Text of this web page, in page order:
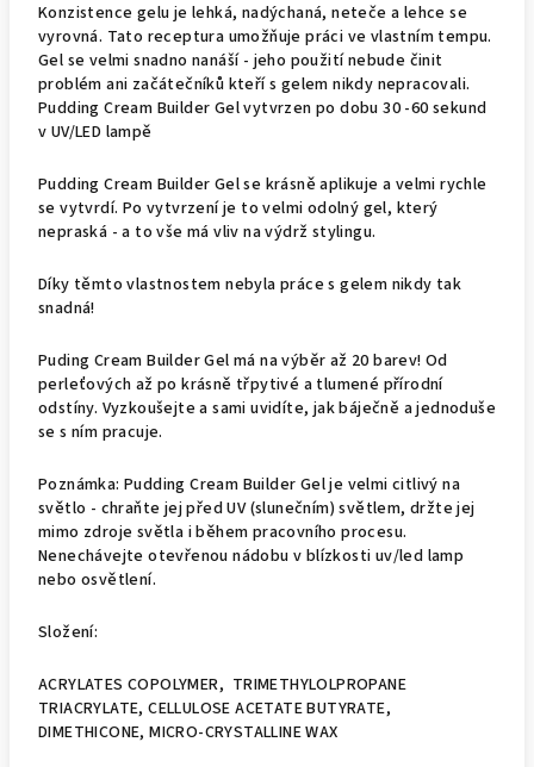
Konzistence gelu je lehká, nadýchaná, neteče a lehce se
vyrovná. Tato receptura umožňuje práci ve vlastním tempu.
Gel se velmi snadno nanáší - jeho použití nebude činit
problém ani začátečníků kteří s gelem nikdy nepracovali.
Pudding Cream Builder Gel vytvrzen po dobu 30 -60 sekund
v UV/LED lampě
Pudding Cream Builder Gel se krásně aplikuje a velmi rychle
se vytvrdí. Po vytvrzení je to velmi odolný gel, který
nepraská - a to vše má vliv na výdrž stylingu.
Díky těmto vlastnostem nebyla práce s gelem nikdy tak
snadná!
Puding Cream Builder Gel má na výběr až 20 barev! Od
perleťových až po krásně třpytivé a tlumené přírodní
odstíny. Vyzkoušejte a sami uvidíte, jak báječně a jednoduše
se s ním pracuje.
Poznámka: Pudding Cream Builder Gel je velmi citlivý na
světlo - chraňte jej před UV (slunečním) světlem, držte jej
mimo zdroje světla i během pracovního procesu.
Nenechávejte otevřenou nádobu v blízkosti uv/led lamp
nebo osvětlení.
Složení:
ACRYLATES COPOLYMER, TRIMETHYLOLPROPANE
TRIACRYLATE, CELLULOSE ACETATE BUTYRATE,
DIMETHICONE, MICRO-CRYSTALLINE WAX